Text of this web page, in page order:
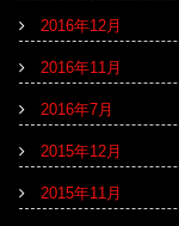
2016年12月
2016年11月
2016年7月
2015年12月
2015年11月